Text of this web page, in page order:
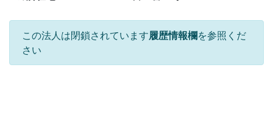
この法人は閉鎖されています履歴情報欄を参照くだ
さい